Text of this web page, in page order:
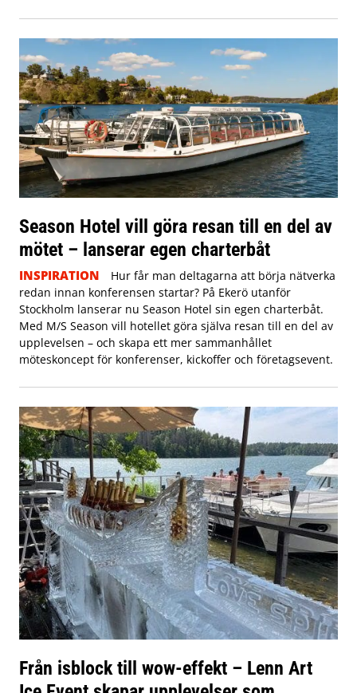
Season Hotel vill göra resan till en del av
mötet – lanserar egen charterbåt
INSPIRATION
Hur får man deltagarna att börja nätverka
redan innan konferensen startar? På Ekerö utanför
Stockholm lanserar nu Season Hotel sin egen charterbåt.
Med M/S Season vill hotellet göra själva resan till en del av
upplevelsen – och skapa ett mer sammanhållet
möteskoncept för konferenser, kickoffer och företagsevent.
Från isblock till wow-effekt – Lenn Art